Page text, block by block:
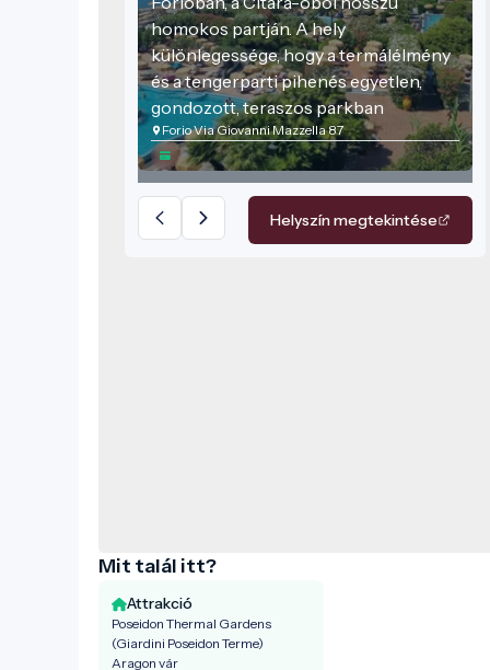
homokos partján. A hely
különlegessége, hogy a termálélmény
és a tengerparti pihenés egyetlen,
gondozott, teraszos parkban
találkozik: a medencék között sétálva
egyszerre kapsz panorámát a
tengerre, árnyas zöldfelületeket,
napozótereket és többféle „vízi
élményt”, a kellemesen langyostól a
Forio Via Giovanni Mazzella 87
Helyszín megtekintése
Mit talál itt?
Attrakció
Poseidon Thermal Gardens
(Giardini Poseidon Terme)
Aragon vár